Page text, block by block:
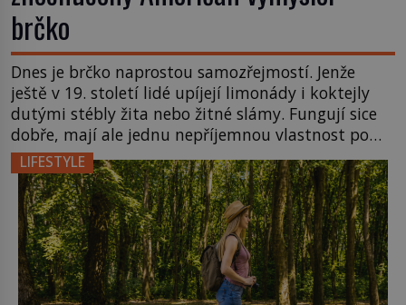
brčko
Dnes je brčko naprostou samozřejmostí. Jenže
ještě v 19. století lidé upíjejí limonády i koktejly
dutými stébly žita nebo žitné slámy. Fungují sice
dobře, mají ale jednu nepříjemnou vlastnost po
chvíli se rozmáčejí a nápoji dodávají travnatou
příchuť. Právě tahle drobná nepříjemnost přivede
amerického výrobce cigaretových náustků k
nápadu, který změní způsob pití po celém […]
LIFESTYLE